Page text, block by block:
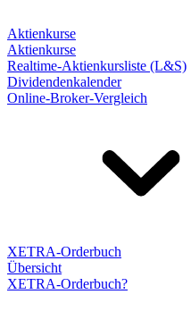
Aktienkurse
Aktienkurse
Realtime-Aktienkursliste (L&S)
Dividendenkalender
Online-Broker-Vergleich
XETRA-Orderbuch
Übersicht
XETRA-Orderbuch?